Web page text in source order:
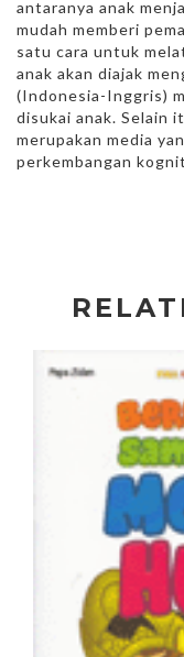
antaranya anak
mudah memberi
satu cara untuk
anak akan diajak
(Indonesia-Inggris)
disukai anak. Selain
merupakan media
perkembangan